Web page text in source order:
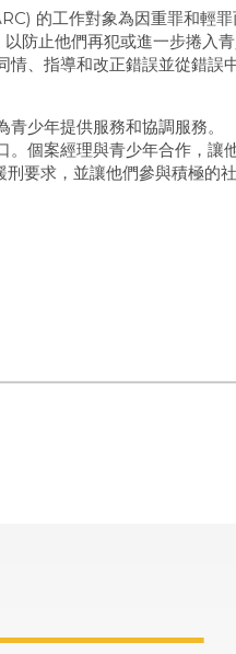
的工作對象為因重罪和輕罪
防止他們再犯或進一步捲入
情、指導和改正錯誤並從錯誤
少年提供服務和協調服務。
。個案經理與青少年合作，讓
要求，並讓他們參與積極的社